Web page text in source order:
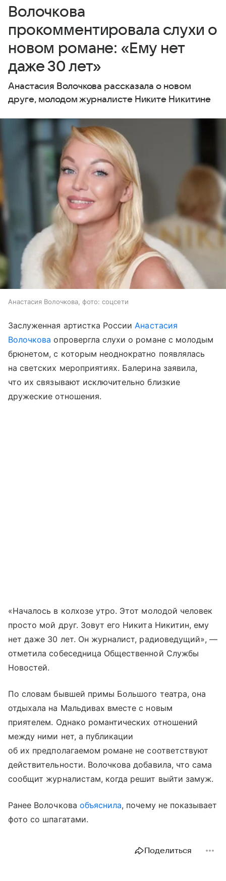
Волочкова
прокомментировала слухи о
новом романе: «Ему нет
даже 30 лет»
Анастасия Волочкова рассказала о новом
друге, молодом журналисте Никите Никитине
Анастасия Волочкова, фото: соцсети
Заслуженная артистка РоссииАнастасия
Волочкова опровергла слухи о романе с молодым
брюнетом, с которым неоднократно появлялась
на светских мероприятиях. Балерина заявила,
что их связывают исключительно близкие
дружеские отношения.
«Началось в колхозе утро. Этот молодой человек
просто мой друг. Зовут его Никита Никитин, ему
нет даже 30 лет. Он журналист, радиоведущий», —
отметила собеседница Общественной Службы
Новостей.
По словам бывшей примы Большого театра, она
отдыхала на Мальдивах вместе с новым
приятелем. Однако романтических отношений
между ними нет, а публикации
об их предполагаемом романе не соответствуют
действительности. Волочкова добавила, что сама
сообщит журналистам, когда решит выйти замуж.
Ранее Волочкова объяснила, почему не показывает
фото со шпагатами.
Поделиться